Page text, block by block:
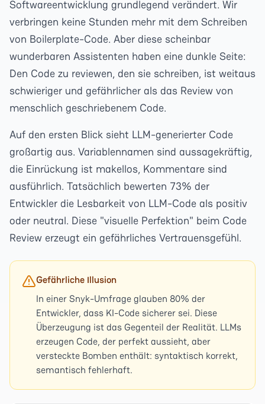
Softwareentwicklung grundlegend verändert. Wir
verbringen keine Stunden mehr mit dem Schreiben
von Boilerplate-Code. Aber diese scheinbar
wunderbaren Assistenten haben eine dunkle Seite:
Den Code zu reviewen, den sie schreiben, ist weitaus
schwieriger und gefährlicher als das Review von
menschlich geschriebenem Code.
Auf den ersten Blick sieht LLM-generierter Code
großartig aus. Variablennamen sind aussagekräftig,
die Einrückung ist makellos, Kommentare sind
ausführlich. Tatsächlich bewerten 73% der
Entwickler die Lesbarkeit von LLM-Code als positiv
oder neutral. Diese "visuelle Perfektion" beim Code
Review erzeugt ein gefährliches Vertrauensgefühl.
Gefährliche Illusion
In einer Snyk-Umfrage glauben 80% der
Entwickler, dass KI-Code sicherer sei. Diese
Überzeugung ist das Gegenteil der Realität. LLMs
erzeugen Code, der perfekt aussieht, aber
versteckte Bomben enthält: syntaktisch korrekt,
semantisch fehlerhaft.